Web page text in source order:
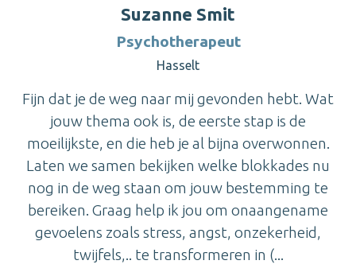
Suzanne Smit
Psychotherapeut
Hasselt
Fijn dat je de weg naar mij gevonden hebt. Wat
jouw thema ook is, de eerste stap is de
moeilijkste, en die heb je al bijna overwonnen.
Laten we samen bekijken welke blokkades nu
nog in de weg staan om jouw bestemming te
bereiken. Graag help ik jou om onaangename
gevoelens zoals stress, angst, onzekerheid,
twijfels,.. te transformeren in (...